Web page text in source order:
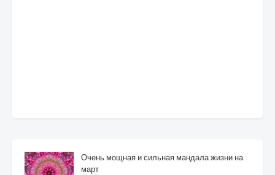
Очень мощная и сильная мандала жизни на
март